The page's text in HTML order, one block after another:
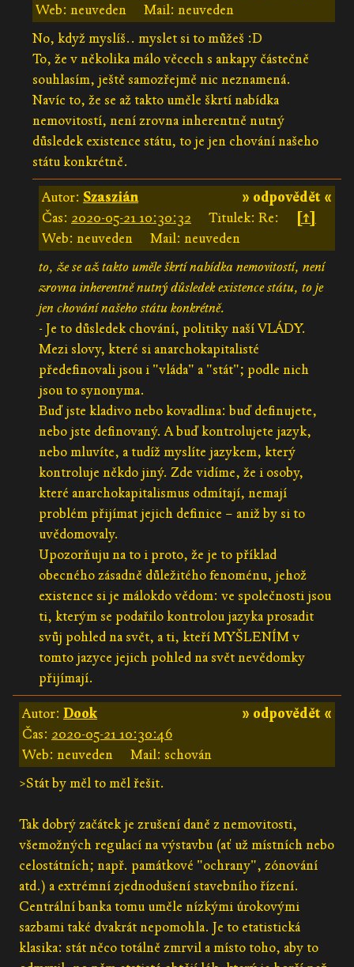
Web: neuveden
Mail: neuveden
No, když myslíš.. myslet si to můžeš :D
To, že v několika málo věcech s ankapy částečně
souhlasím, ještě samozřejmě nic neznamená.
Navíc to, že se až takto uměle škrtí nabídka
nemovitostí, není zrovna inherentně nutný
důsledek existence státu, to je jen chování našeho
státu konkrétně.
» odpovědět «
Autor: Szaszián
Čas: 2020-05-21 10:30:32 Titulek: Re:
[↑]
Web: neuveden
Mail: neuveden
to, že se až takto uměle škrtí nabídka nemovitostí, není
zrovna inherentně nutný důsledek existence státu, to je
jen chování našeho státu konkrétně.
- Je to důsledek chování, politiky naší VLÁDY.
Mezi slovy, které si anarchokapitalisté
předefinovali jsou i "vláda" a "stát"; podle nich
jsou to synonyma.
Buď jste kladivo nebo kovadlina: buď definujete,
nebo jste definovaný. A buď kontrolujete jazyk,
nebo mluvíte, a tudíž myslíte jazykem, který
kontroluje někdo jiný. Zde vidíme, že i osoby,
které anarchokapitalismus odmítají, nemají
problém přijímat jejich definice – aniž by si to
uvědomovaly.
Upozorňuju na to i proto, že je to příklad
obecného zásadně důležitého fenoménu, jehož
existence si je málokdo vědom: ve společnosti jsou
ti, kterým se podařilo kontrolou jazyka prosadit
svůj pohled na svět, a ti, kteří MYŠLENÍM v
tomto jazyce jejich pohled na svět nevědomky
přijímají.
» odpovědět «
Autor: Dook
Čas: 2020-05-21 10:30:46
Web: neuveden
Mail: schován
>Stát by měl to měl řešit.
Tak dobrý začátek je zrušení daně z nemovitosti,
všemožných regulací na výstavbu (ať už místních nebo
celostátních; např. památkové "ochrany", zónování
atd.) a extrémní zjednodušení stavebního řízení.
Centrální banka tomu uměle nízkými úrokovými
sazbami také dvakrát nepomohla. Je to etatistická
klasika: stát něco totálně zmrvil a místo toho, aby to